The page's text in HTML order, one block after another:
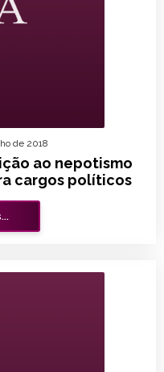
ao nepotismo
cargos políticos
de 2018